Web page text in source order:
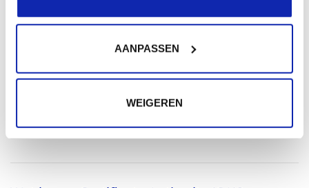
AANPASSEN
WEIGEREN
OpenSSL is het Zwitsers zakmes van het
certificaatmanagement, maar zoals bij elk goed